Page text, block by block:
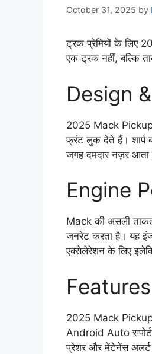
October 31, 2025 by
ट्रक प्रेमियों के लिए
एक ट्रक नहीं, बल्कि
Design
2025 Mack Pickup
फ्रंट लुक देते हैं। शार्प
जगह दमदार नज़र आता
Engine
Mack की असली
जनरेट करता है। यह
एक्सेलेरेशन के लिए
2025 Mack Pickup
Android Auto
प्रेशर और मेंटेनेंस अलर्ट